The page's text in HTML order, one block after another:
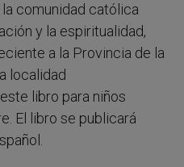
comunidad católica
y la espiritualidad,
a la Provincia de la
localidad
libro para niños
El libro se publicará